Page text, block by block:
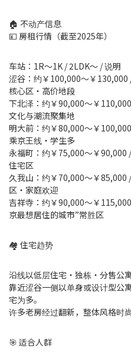
🏠 不动产信息
💴 房租行情（截至2025年）
车站：1R〜1K / 2LDK〜 / 说明
涩谷：约￥100,000〜￥
核心区・高价地段
下北泽：约￥90,000〜￥
文化与潮流聚集地
明大前：约￥80,000〜￥
乘京王线・学生多
永福町：约￥75,000〜￥
住宅区
久我山：约￥70,000〜￥85,000
区・家庭欢迎
吉祥寺：约￥90,000〜￥
京最想居住的城市”常胜区
🏘 住宅趋势
沿线以低层住宅・独栋・分售公寓
靠近涩谷一侧以单身或设计型公
宅为多。
许多老房经过翻新，整体风格时
🎯 适合人群